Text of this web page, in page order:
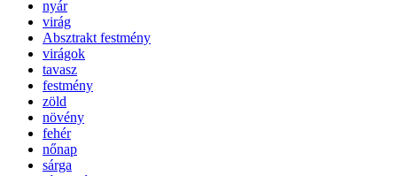
nyár
virág
Absztrakt festmény
virágok
tavasz
festmény
zöld
növény
fehér
nőnap
sárga